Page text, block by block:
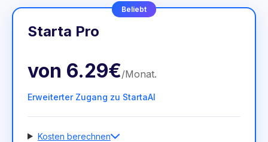
Beliebt
Starta Pro
von 6.29€/Monat.
Erweiterter Zugang zu StartaAI
Kosten berechnen